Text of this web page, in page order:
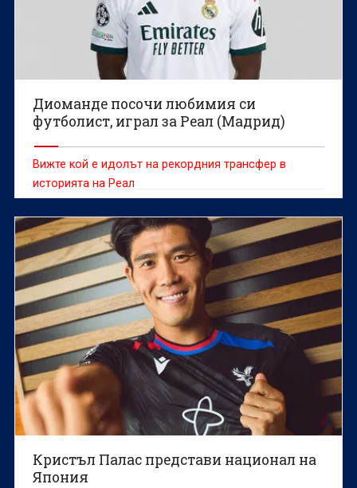
Диоманде посочи любимия си
футболист, играл за Реал (Мадрид)
Вижте кой е идолът на рекордния трансфер в
историята на Реал
Кристъл Палас представи национал на
Япония